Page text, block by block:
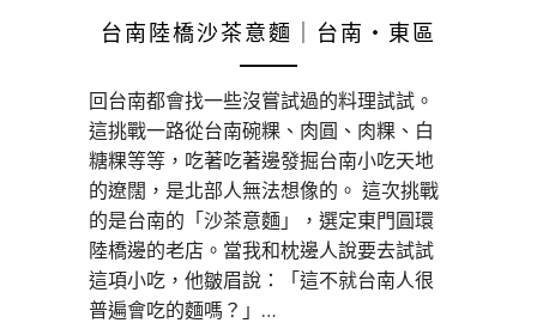
台南陸橋沙茶意麵｜台南・東區
回台南都會找一些沒嘗試過的料理試試。
這挑戰一路從台南碗粿、肉圓、肉粿、白
糖粿等等，吃著吃著邊發掘台南小吃天地
的遼闊，是北部人無法想像的。 這次挑戰
的是台南的「沙茶意麵」，選定東門圓環
陸橋邊的老店。當我和枕邊人說要去試試
這項小吃，他皺眉說：「這不就台南人很
普遍會吃的麵嗎？」…